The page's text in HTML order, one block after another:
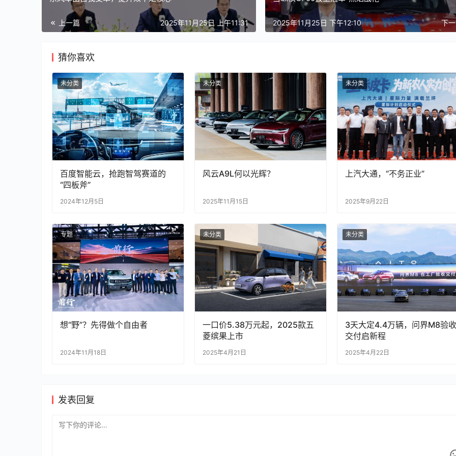
上一篇 2025年11月25日 上午11:31 下
2025年11月25日 下午12:10
猜你喜欢
未分类
百度智能云，抢跑智驾赛道的
“四板斧”
2024年12月5日
未分类
风云A9L何以光辉？
2025年11月15日
未分类
上汽大通，“不务正业”
2025年9月22日
专题
想“野”？先得做个自由者
2024年11月18日
未分类
一口价5.38万元起，2025款五
菱缤果上市
2025年4月21日
未分类
3天大定4.4万辆，问界M8验收
交付启新程
2025年4月22日
发表回复